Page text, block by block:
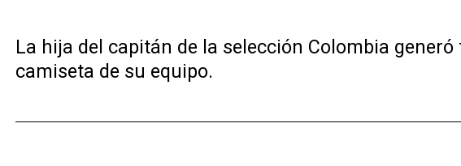
La hija del capitán de la selección Colombia
camiseta de su equipo.